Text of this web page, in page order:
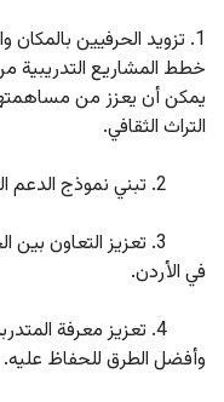
1. تزويد الحرفيين بالمكان
خطط المشاريع التدريبية
يمكن أن يعزز من
التراث الثقافي.
3. تعزيز التعاون
في الأردن.
4. تعزيز معرفة
وأفضل الطرق للحفاظ عليه.